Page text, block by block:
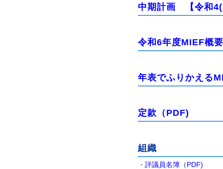
中期計画 【令和
令和6年度MIEF概
年表でふりかえる
定款（PDF)
組織
・ 評議員名簿（PDF)